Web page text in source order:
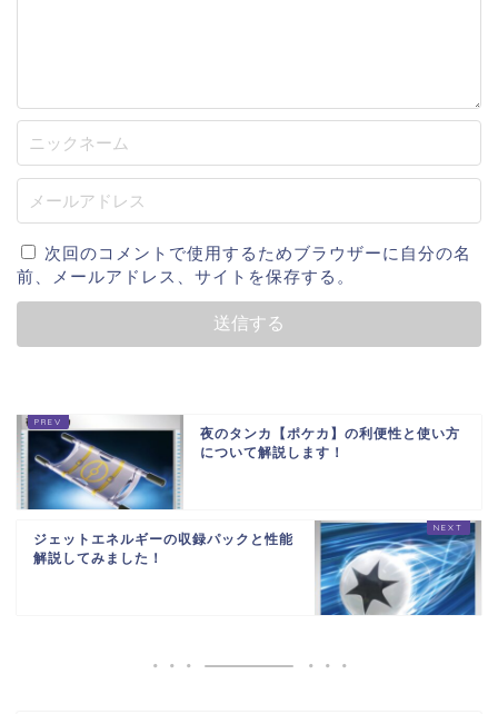
次回のコメントで使用するためブラウザーに自分の名
前、メールアドレス、サイトを保存する。
夜のタンカ【ポケカ】の利便性と使い方
について解説します！
ジェットエネルギーの収録パックと性能
解説してみました！